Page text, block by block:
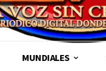
MUNDIALES